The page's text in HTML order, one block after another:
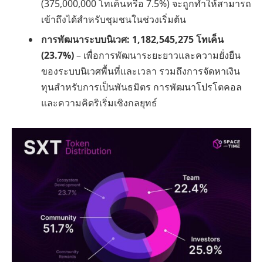
(375,000,000 โทเค็นหรือ 7.5%) จะถูกทำให้สามารถ
เข้าถึงได้สำหรับชุมชนในช่วงเริ่มต้น
การพัฒนาระบบนิเวศ: 1,182,545,275 โทเค็น
(23.7%)– เพื่อการพัฒนาระยะยาวและความยั่งยืน
ของระบบนิเวศพื้นที่และเวลา รวมถึงการจัดหาเงิน
ทุนสำหรับการเป็นพันธมิตร การพัฒนาโปรโตคอล
และความคิดริเริ่มเชิงกลยุทธ์